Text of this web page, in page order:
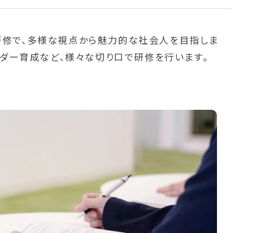
で、多様な視点から魅力的な社会人を目指しま
ー育成など、様々な切り口で研修を行います。